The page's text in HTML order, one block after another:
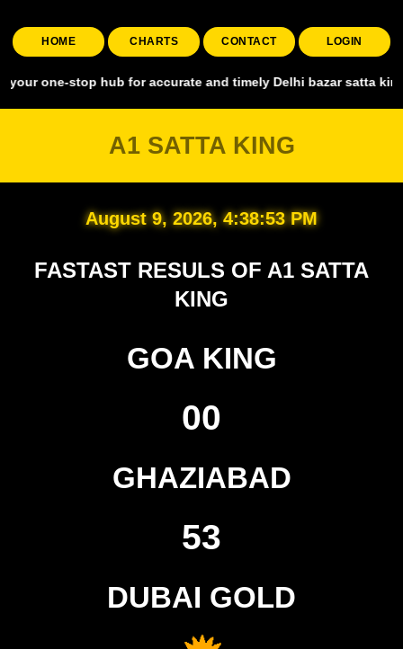
HOME CHARTS CONTACT LOGIN
stop hub for accurate and timely Delhi bazar satta king,
A1 SATTA KING
August 9, 2026, 4:38:54 PM
FASTAST RESULS OF A1 SATTA
KING
GOA KING
00
GHAZIABAD
53
DUBAI GOLD